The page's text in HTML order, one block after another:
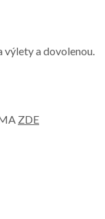
a dovolenou.
ZDE